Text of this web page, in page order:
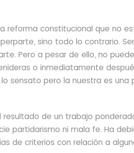
reforma constitucional que no
sino todo lo contrario.
Pero a pesar de ello, no puede
o inmediatamente
sensato pero la nuestra es una
de un trabajo
partidarismo ni mala fe. Ha
de criterios con relación a